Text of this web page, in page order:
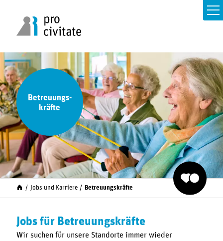
Betreuungs­
kräfte
Jobs und Karriere Betreuungs­kräfte
Jobs für Betreuungskräfte
Wir suchen für unsere Standorte immer wieder